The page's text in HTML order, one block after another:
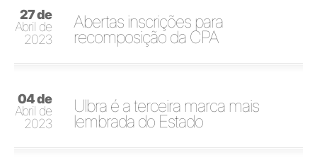
27 de
Abril de
2023
Abertas inscrições para
recomposição da CPA
04 de
Abril de
2023
Ulbra é a terceira marca mais
lembrada do Estado